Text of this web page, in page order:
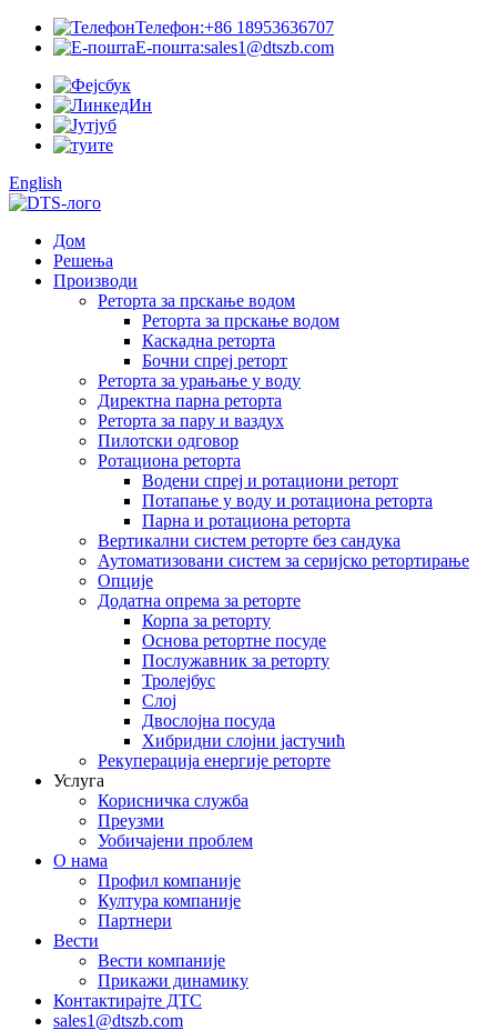
Телефон:+86 18953636707
Е-пошта:sales1@dtszb.com
English
Дом
Решења
Производи
Реторта за прскање водом
Реторта за прскање водом
Каскадна реторта
Бочни спреј реторт
Реторта за урањање у воду
Директна парна реторта
Реторта за пару и ваздух
Пилотски одговор
Ротациона реторта
Водени спреј и ротациони реторт
Потапање у воду и ротациона реторта
Парна и ротациона реторта
Вертикални систем реторте без сандука
Аутоматизовани систем за серијско ретортирање
Опције
Додатна опрема за реторте
Корпа за реторту
Основа ретортне посуде
Послужавник за реторту
Тролејбус
Слој
Двослојна посуда
Хибридни слојни јастучић
Рекуперација енергије реторте
Услуга
Корисничка служба
Преузми
Уобичајени проблем
О нама
Профил компаније
Култура компаније
Партнери
Вести
Вести компаније
Прикажи динамику
Контактирајте ДТС
sales1@dtszb.com